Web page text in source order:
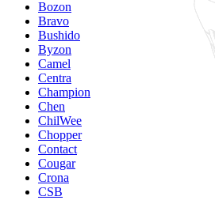
Bozon
Bravo
Bushido
Byzon
Camel
Centra
Champion
Chen
ChilWee
Chopper
Contact
Cougar
Crona
CSB